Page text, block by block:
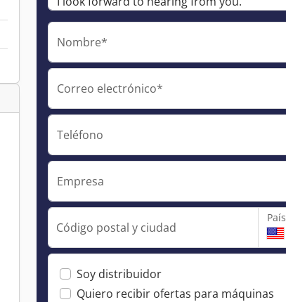
Nombre*
Correo electrónico*
Teléfono
Empresa
Código postal y ciudad
País
Soy distribuidor
Quiero recibir ofertas para máquinas